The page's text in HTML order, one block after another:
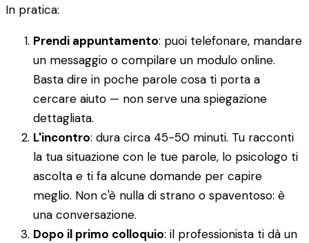
In pratica:
Prendi appuntamento: puoi telefonare, mandare
un messaggio o compilare un modulo online.
Basta dire in poche parole cosa ti porta a
cercare aiuto — non serve una spiegazione
dettagliata.
L'incontro: dura circa 45-50 minuti. Tu racconti
la tua situazione con le tue parole, lo psicologo ti
ascolta e ti fa alcune domande per capire
meglio. Non c'è nulla di strano o spaventoso: è
una conversazione.
Dopo il primo colloquio: il professionista ti dà un